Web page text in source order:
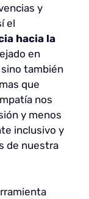
y
el
hacia la
en
también
que
nos
y menos
inclusivo y
de nuestra